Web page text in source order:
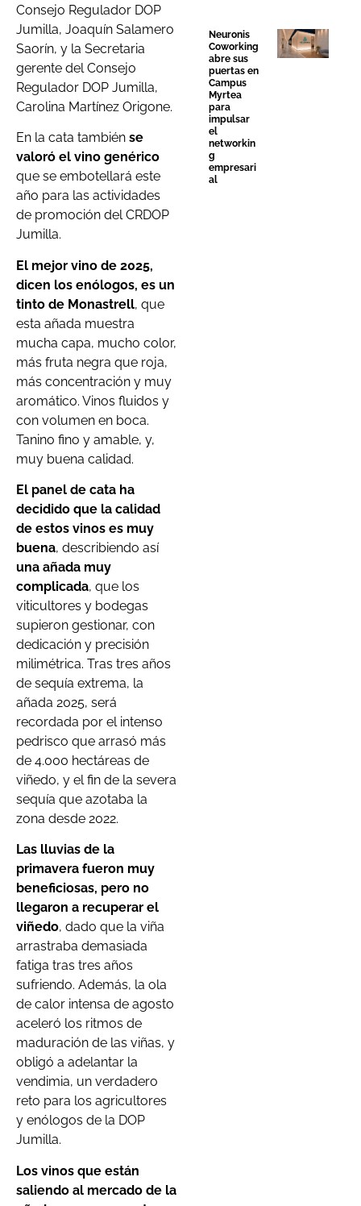
Consejo Regulador DOP
Jumilla, Joaquín Salamero
Saorín, y la Secretaria
gerente del Consejo
Regulador DOP Jumilla,
Carolina Martínez Origone.
En la cata también se
valoró el vino genérico
que se embotellará este
año para las actividades
de promoción del CRDOP
Jumilla.
El mejor vino de 2025,
dicen los enólogos, es un
tinto de Monastrell, que
esta añada muestra
mucha capa, mucho color,
más fruta negra que roja,
más concentración y muy
aromático. Vinos fluidos y
con volumen en boca.
Tanino fino y amable, y,
muy buena calidad.
El panel de cata ha
decidido que la calidad
de estos vinos es muy
buena, describiendo así
una añada muy
complicada, que los
viticultores y bodegas
supieron gestionar, con
dedicación y precisión
milimétrica. Tras tres años
de sequía extrema, la
añada 2025, será
recordada por el intenso
pedrisco que arrasó más
de 4.000 hectáreas de
viñedo, y el fin de la severa
sequía que azotaba la
zona desde 2022.
Las lluvias de la
primavera fueron muy
beneficiosas, pero no
llegaron a recuperar el
viñedo, dado que la viña
arrastraba demasiada
fatiga tras tres años
sufriendo. Además, la ola
de calor intensa de agosto
aceleró los ritmos de
maduración de las viñas, y
obligó a adelantar la
vendimia, un verdadero
reto para los agricultores
y enólogos de la DOP
Jumilla.
Los vinos que están
saliendo al mercado de la
Neuronis
Coworking
abre sus
puertas en
Campus
Myrtea
para
impulsar
el
networkin
g
empresari
al